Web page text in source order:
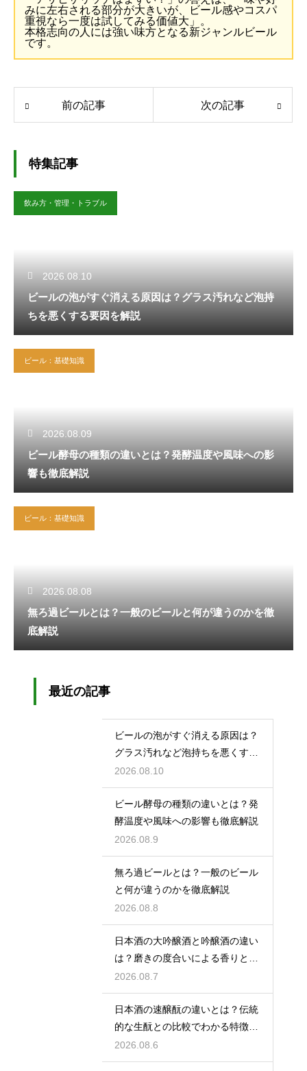
みに左右される部分が大きいが、ビール感やコスパ
重視なら一度は試してみる価値大」。
本格志向の人には強い味方となる新ジャンルビール
です。
前の記事 次の記事
特集記事
飲み方・管理・トラブル
2026.08.10
ビールの泡がすぐ消える原因は？グラス汚れなど泡持
ちを悪くする要因を解説
ビール：基礎知識
2026.08.09
ビール酵母の種類の違いとは？発酵温度や風味への影
響も徹底解説
ビール：基礎知識
2026.08.08
無ろ過ビールとは？一般のビールと何が違うのかを徹
底解説
最近の記事
ビールの泡がすぐ消える原因は？
グラス汚れなど泡持ちを悪くする
要因を解説
2026.08.10
ビール酵母の種類の違いとは？発
酵温度や風味への影響も徹底解説
2026.08.9
無ろ過ビールとは？一般のビール
と何が違うのかを徹底解説
2026.08.8
日本酒の大吟醸酒と吟醸酒の違い
は？磨きの度合いによる香りと味
の差を解説
2026.08.7
日本酒の速醸酛の違いとは？伝統
的な生酛との比較でわかる特徴を
解説
2026.08.6